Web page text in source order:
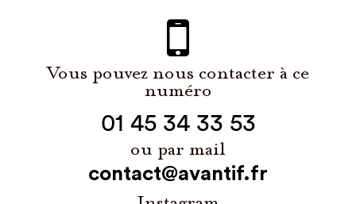
Vous pouvez nous contacter à ce
numéro
01 45 34 33 53
ou par mail
contact@avantif.fr
Instagram